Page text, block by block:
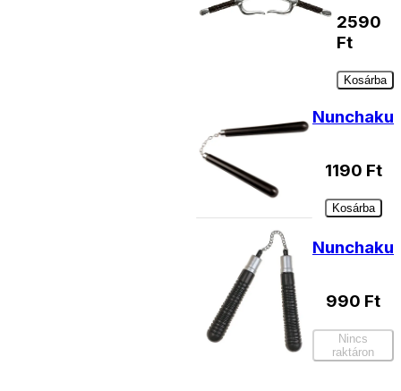
2590
Ft
Kosárba
Nunchaku
1190 Ft
Kosárba
Nunchaku
990 Ft
Nincs
raktáron